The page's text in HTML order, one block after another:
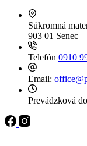
Súkromná
903 01 Senec
Telefón 0910
Email:
Prevádzková